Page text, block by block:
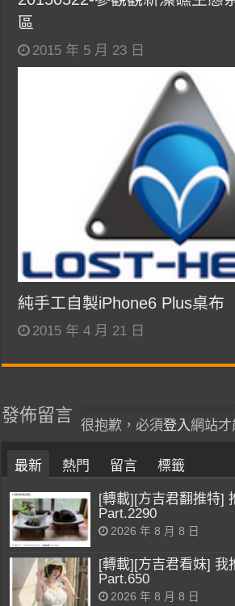
區
2015 年 5 月 23 日
純手工自製iPhone6 Plus桌布
2015 年 4 月 21 日
發佈留言
很抱歉，必須登入網站才
最新 熱門 留言 標籤
[轉載][方吉君翻推特]
Part.2290
2026 年 8 月 8 日
[轉載][方吉君看妹] 我
Part.650
2026 年 8 月 8 日